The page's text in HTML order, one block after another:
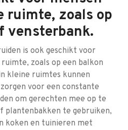
ruimte, zoals op
vensterbank.
is ook geschikt voor
zoals op een balkon
kleine ruimtes kunnen
voor een constante
om gerechten mee op te
plantenbakken te gebruiken,
koken en tuinieren met